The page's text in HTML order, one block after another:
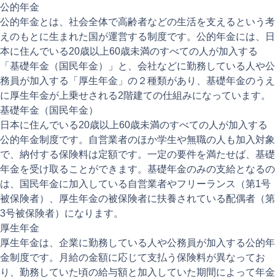
公的年金
公的年金とは、社会全体で高齢者などの生活を支えるという考
えのもとに生まれた国が運営する制度です。公的年金には、日
本に住んでいる20歳以上60歳未満のすべての人が加入する
「基礎年金（国民年金）」と、会社などに勤務している人や公
務員が加入する「厚生年金」の２種類があり、基礎年金のうえ
に厚生年金が上乗せされる2階建ての仕組みになっています。
基礎年金（国民年金）
日本に住んでいる20歳以上60歳未満のすべての人が加入する
公的年金制度です。自営業者のほか学生や無職の人も加入対象
で、納付する保険料は定額です。一定の要件を満たせば、基礎
年金を受け取ることができます。基礎年金のみの支給となるの
は、国民年金に加入している自営業者やフリーランス（第1号
被保険者）、厚生年金の被保険者に扶養されている配偶者（第
3号被保険者）になります。
厚生年金
厚生年金は、企業に勤務している人や公務員が加入する公的年
金制度です。月給の金額に応じて支払う保険料が異なってお
り、勤務していた頃の給与額と加入していた期間によって年金